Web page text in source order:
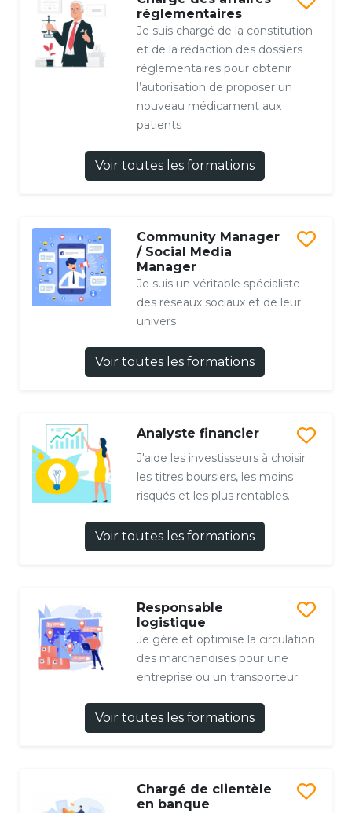
réglementaires
Je suis chargé de la constitution
et de la rédaction des dossiers
réglementaires pour obtenir
l’autorisation de proposer un
nouveau médicament aux
patients
Voir toutes les formations
Community Manager
/ Social Media
Manager
Je suis un véritable spécialiste
des réseaux sociaux et de leur
univers
Voir toutes les formations
Analyste financier
J'aide les investisseurs à choisir
les titres boursiers, les moins
risqués et les plus rentables.
Voir toutes les formations
Responsable
logistique
Je gère et optimise la circulation
des marchandises pour une
entreprise ou un transporteur
Voir toutes les formations
Chargé de clientèle
en banque